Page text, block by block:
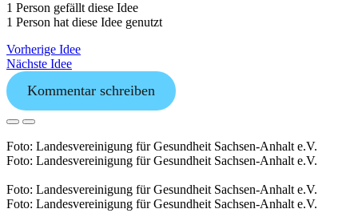
1 Person gefällt diese Idee
1 Person hat diese Idee genutzt
Vorherige Idee
Nächste Idee
Kommentar schreiben
Foto: Landesvereinigung für Gesundheit Sachsen-Anhalt e.V.
Foto: Landesvereinigung für Gesundheit Sachsen-Anhalt e.V.
Foto: Landesvereinigung für Gesundheit Sachsen-Anhalt e.V.
Foto: Landesvereinigung für Gesundheit Sachsen-Anhalt e.V.